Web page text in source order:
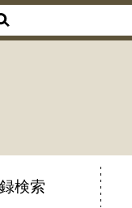
検索